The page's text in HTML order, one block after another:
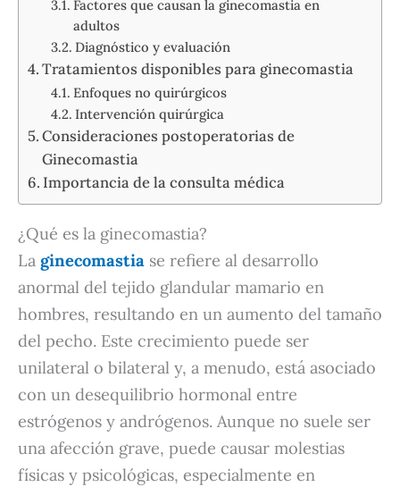
Factores que causan la ginecomastia en
adultos
Diagnóstico y evaluación
Tratamientos disponibles para ginecomastia
Enfoques no quirúrgicos
Intervención quirúrgica
Consideraciones postoperatorias de
Ginecomastia
Importancia de la consulta médica
¿Qué es la ginecomastia?
La ginecomastia se refiere al desarrollo
anormal del tejido glandular mamario en
hombres, resultando en un aumento del tamaño
del pecho. Este crecimiento puede ser
unilateral o bilateral y, a menudo, está asociado
con un desequilibrio hormonal entre
estrógenos y andrógenos. Aunque no suele ser
una afección grave, puede causar molestias
físicas y psicológicas, especialmente en